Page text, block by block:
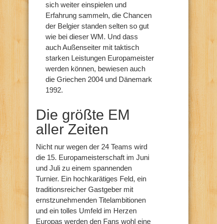
sich weiter einspielen und
Erfahrung sammeln, die Chancen
der Belgier standen selten so gut
wie bei dieser WM. Und dass
auch Außenseiter mit taktisch
starken Leistungen Europameister
werden können, bewiesen auch
die Griechen 2004 und Dänemark
1992.
Die größte EM
aller Zeiten
Nicht nur wegen der 24 Teams wird
die 15. Europameisterschaft im Juni
und Juli zu einem spannenden
Turnier. Ein hochkarätiges Feld, ein
traditionsreicher Gastgeber mit
ernstzunehmenden Titelambitionen
und ein tolles Umfeld im Herzen
Europas werden den Fans wohl eine